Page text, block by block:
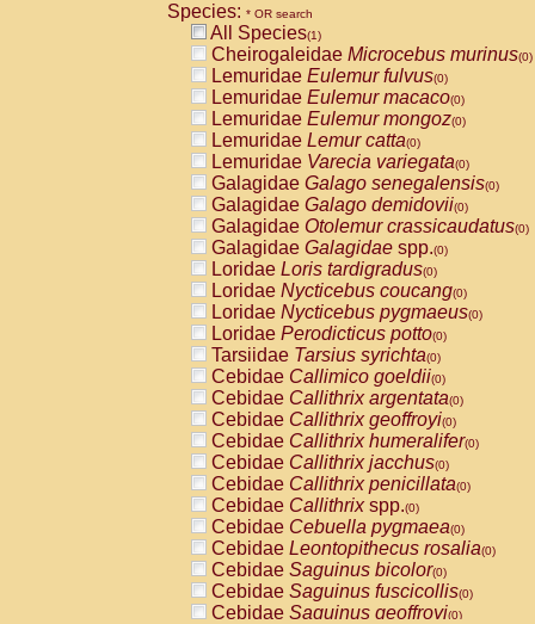
Species: * OR search
All Species(1)
Cheirogaleidae Microcebus murinus(0)
Lemuridae Eulemur fulvus(0)
Lemuridae Eulemur macaco(0)
Lemuridae Eulemur mongoz(0)
Lemuridae Lemur catta(0)
Lemuridae Varecia variegata(0)
Galagidae Galago senegalensis(0)
Galagidae Galago demidovii(0)
Galagidae Otolemur crassicaudatus(0)
Galagidae Galagidae spp.(0)
Loridae Loris tardigradus(0)
Loridae Nycticebus coucang(0)
Loridae Nycticebus pygmaeus(0)
Loridae Perodicticus potto(0)
Tarsiidae Tarsius syrichta(0)
Cebidae Callimico goeldii(0)
Cebidae Callithrix argentata(0)
Cebidae Callithrix geoffroyi(0)
Cebidae Callithrix humeralifer(0)
Cebidae Callithrix jacchus(0)
Cebidae Callithrix penicillata(0)
Cebidae Callithrixspp.(0)
Cebidae Cebuella pygmaea(0)
Cebidae Leontopithecus rosalia(0)
Cebidae Saguinus bicolor(0)
Cebidae Saguinus fuscicollis(0)
Cebidae Saguinus geoffroyi(0)